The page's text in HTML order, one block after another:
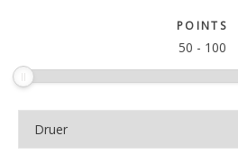
POINTS
50 - 100